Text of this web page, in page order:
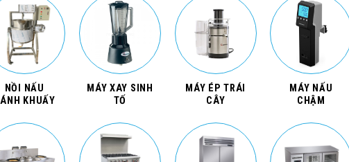
NỒI NẤU
KHUẤY
MÁY XAY SINH
TỐ
MÁY ÉP TRÁI
CÂY
MÁY NẤU
CHẬM